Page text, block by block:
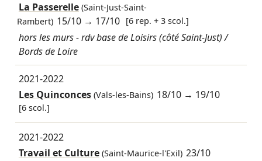
La Passerelle(Saint-Just-Saint-
Rambert) 15/10 → 17/10 [6 rep. + 3 scol.]
hors les murs - rdv base de Loisirs (côté Saint-Just) /
Bords de Loire
2021-2022
Les Quinconces(Vals-les-Bains) 18/10 → 19/10
[6 scol.]
2021-2022
Travail et Culture(Saint-Maurice-l'Exil) 23/10